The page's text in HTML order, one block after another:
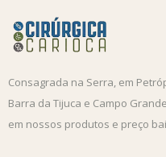
Consagrada na Serra, em
Barra da Tijuca e Campo
em nossos produtos e preço